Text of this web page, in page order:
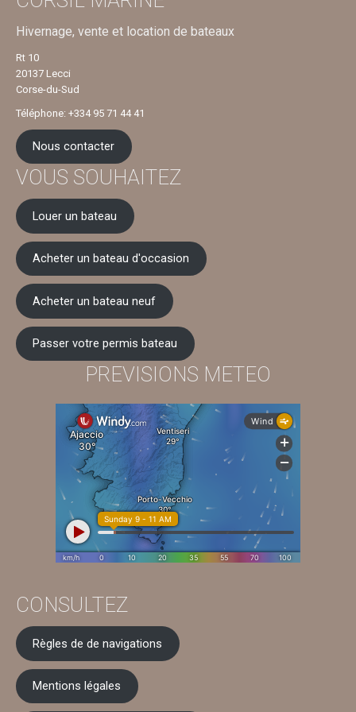
Hivernage, vente et location de bateaux
Rt 10
20137 Lecci
Corse-du-Sud
Téléphone: +334 95 71 44 41
Nous contacter
VOUS SOUHAITEZ
Louer un bateau
Acheter un bateau d'occasion
Acheter un bateau neuf
Passer votre permis bateau
PREVISIONS METEO
CONSULTEZ
Règles de de navigations
Mentions légales